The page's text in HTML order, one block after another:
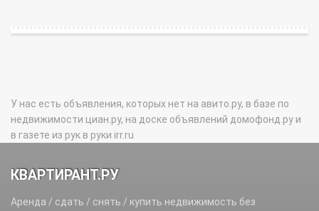
У нас есть объявления, которых нет на авито.ру, в базе по
недвижимости циан.ру, на доске объявлений домофонд.ру и
в газете из рук в руки irr.ru
КВАРТИРАНТ.РУ
Аренда / сдать / снять / купить недвижимость без